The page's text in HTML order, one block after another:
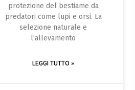
protezione del bestiame da
predatori come lupi e orsi. La
selezione naturale e
l’allevamento
LEGGI TUTTO »